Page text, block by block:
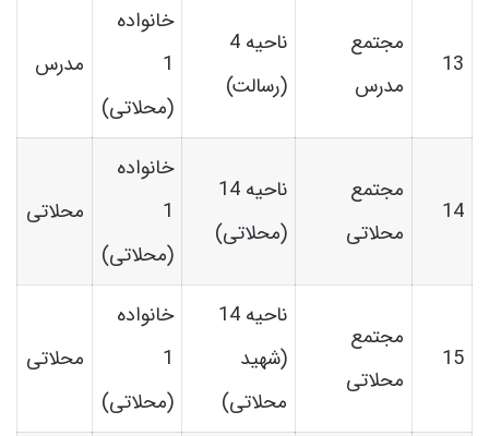
13
مجتمع
مدرس
ناحیه 4
(رسالت)
خانواده
1
(محلاتی)
مدرس
14
مجتمع
محلاتی
ناحیه 14
(محلاتی)
خانواده
1
(محلاتی)
محلاتی
15
مجتمع
محلاتی
ناحیه 14
(شهید
محلاتی)
خانواده
1
(محلاتی)
محلاتی